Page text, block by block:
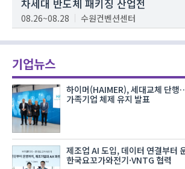
차세대 반도체 패키징 산업전
08.26~08.28 수원컨벤션센터
기업뉴스
하이머(HAIMER), 세대교체 단
가족기업 체제 유지 발표
제조업 AI 도입, 데이터 연결부터
한국요꼬가와전기·VNTG 협력